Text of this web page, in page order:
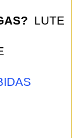
LUTE